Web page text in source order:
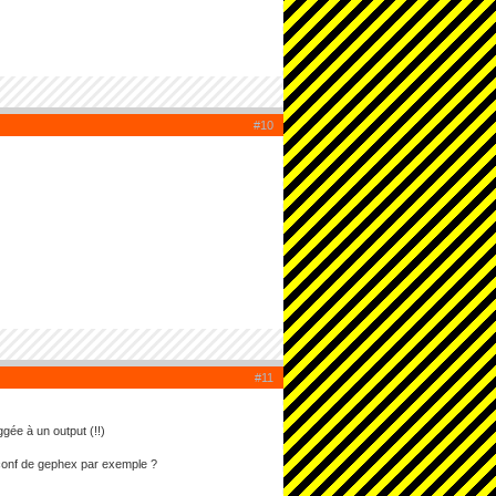
#10
#11
à un output (!!)
de gephex par exemple ?